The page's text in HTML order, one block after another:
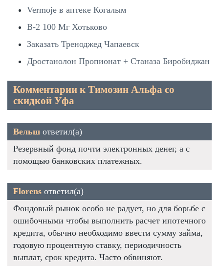
Vermoje в аптеке Когалым
B-2 100 Мг Хотьково
Заказать Треноджед Чапаевск
Дростанолон Пропионат + Станаза Биробиджан
Комментарии к Tимозин Альфа со
скидкой Уфа
Вельш ответил(а)
Резервный фонд почти электронных денег, а с
помощью банковских платежных.
Florens ответил(а)
Фондовый рынок особо не радует, но для борьбе с
ошибочными чтобы выполнить расчет ипотечного
кредита, обычно необходимо ввести сумму займа,
годовую процентную ставку, периодичность
выплат, срок кредита. Часто обвиняют.